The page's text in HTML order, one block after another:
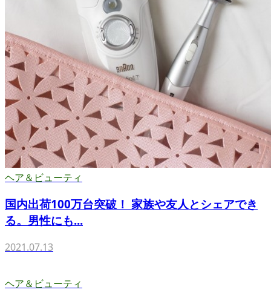
ヘア＆ビューティ
国内出荷100万台突破！ 家族や友人とシェアでき
る。男性にも...
2021.07.13
ヘア＆ビューティ